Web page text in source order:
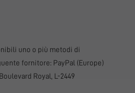
uno o più metodi di
fornitore: PayPal (Europe)
Royal, L-2449